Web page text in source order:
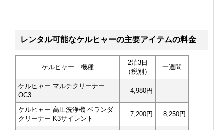
レンタル可能なケルヒャーの主要アイテムの料金
ケルヒャー 機種
2泊3日
（税別）
一週間
ケルヒャー マルチクリーナー
OC3
4,980円 –
ケルヒャー 高圧洗浄機 ベランダ
クリーナー K3サイレント
7,200円 8,250円